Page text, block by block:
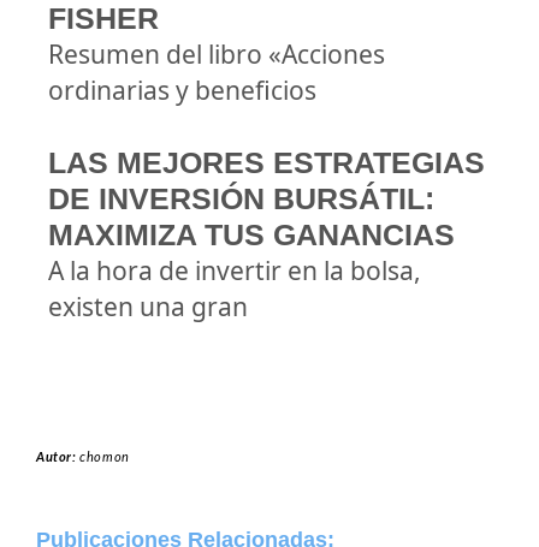
FISHER
Resumen del libro «Acciones
ordinarias y beneficios
LAS MEJORES ESTRATEGIAS
DE INVERSIÓN BURSÁTIL:
MAXIMIZA TUS GANANCIAS
A la hora de invertir en la bolsa,
existen una gran
Autor:chomon
Publicaciones Relacionadas: